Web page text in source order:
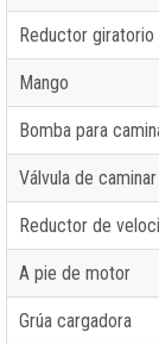
Reductor giratorio
Mango
Bomba para
Válvula de caminar
Reductor de
A pie de motor
Grúa cargadora